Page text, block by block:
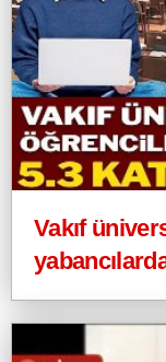
Vakıf